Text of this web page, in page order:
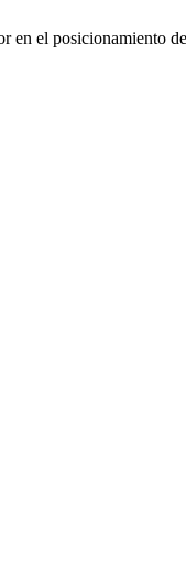
el posicionamiento